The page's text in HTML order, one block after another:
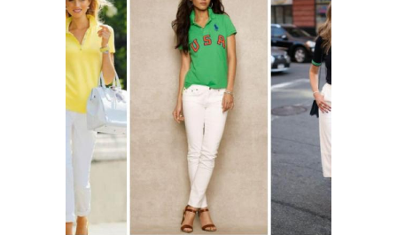
Футболка для создания
Футболка для разных
случаев
Футболка на
романтическое
свидание
Футболки для мужчин